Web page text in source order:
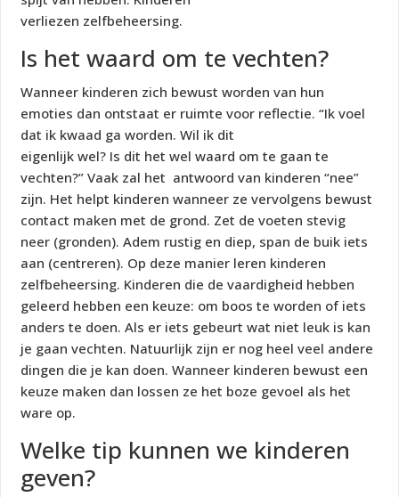
verliezen zelfbeheersing.
Is het waard om te vechten?
Wanneer kinderen zich bewust worden van hun
emoties dan ontstaat er ruimte voor reflectie. “Ik voel
dat ik kwaad ga worden. Wil ik dit
eigenlijk wel? Is dit het wel waard om te gaan te
vechten?” Vaak zal het antwoord van kinderen “nee”
zijn. Het helpt kinderen wanneer ze vervolgens bewust
contact maken met de grond. Zet de voeten stevig
neer (gronden). Adem rustig en diep, span de buik iets
aan (centreren). Op deze manier leren kinderen
zelfbeheersing. Kinderen die de vaardigheid hebben
geleerd hebben een keuze: om boos te worden of iets
anders te doen. Als er iets gebeurt wat niet leuk is kan
je gaan vechten. Natuurlijk zijn er nog heel veel andere
dingen die je kan doen. Wanneer kinderen bewust een
keuze maken dan lossen ze het boze gevoel als het
ware op.
Welke tip kunnen we kinderen
geven?